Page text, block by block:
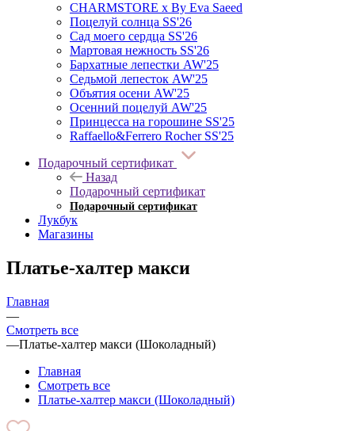
CHARMSTORE х By Eva Saeed
Поцелуй солнца SS'26
Сад моего сердца SS'26
Мартовая нежность SS'26
Бархатные лепестки AW'25
Седьмой лепесток AW'25
Объятия осени AW'25
Осенний поцелуй AW'25
Принцесса на горошине SS'25
Raffaello&Ferrero Rocher SS'25
Подарочный сертификат
Назад
Подарочный сертификат
Подарочный сертификат
Лукбук
Магазины
Платье-халтер макси
Главная
—
Смотреть все
—Платье-халтер макси (Шоколадный)
Главная
Смотреть все
Платье-халтер макси (Шоколадный)